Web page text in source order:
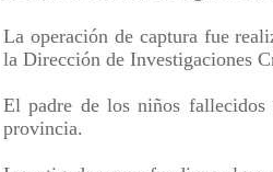
La operación de captura fue
la Dirección de Investigaciones
El padre de los niños
provincia.